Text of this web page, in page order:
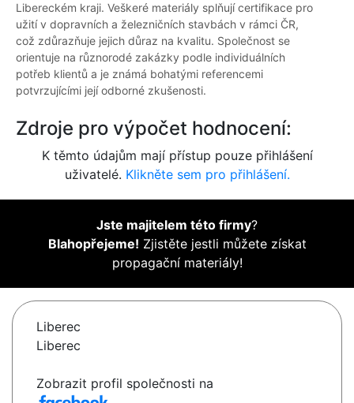
Libereckém kraji. Veškeré materiály splňují certifikace pro
užití v dopravních a železničních stavbách v rámci ČR,
což zdůrazňuje jejich důraz na kvalitu. Společnost se
orientuje na různorodé zakázky podle individuálních
potřeb klientů a je známá bohatými referencemi
potvrzujícími její odborné zkušenosti.
Zdroje pro výpočet hodnocení:
K těmto údajům mají přístup pouze přihlášení
uživatelé. Klikněte sem pro přihlášení.
Jste majitelem této firmy?
Blahopřejeme! Zjistěte jestli můžete získat
propagační materiály!
Liberec
Liberec
Zobrazit profil společnosti na